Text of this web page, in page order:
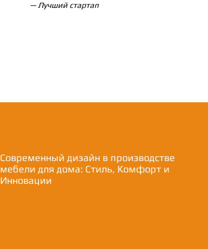
— Лучший стартап
Современный дизайн в производстве
мебели для дома: Стиль, Комфорт и
Инновации